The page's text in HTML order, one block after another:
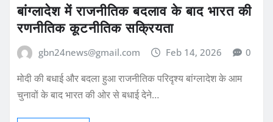
बांग्लादेश में राजनीतिक बदलाव के बाद भारत की
रणनीतिक कूटनीतिक सक्रियता
gbn24news@gmail.com Feb 14, 2026 0
मोदी की बधाई और बदला हुआ राजनीतिक परिदृश्य बांग्लादेश के आम
चुनावों के बाद भारत की ओर से बधाई देने…